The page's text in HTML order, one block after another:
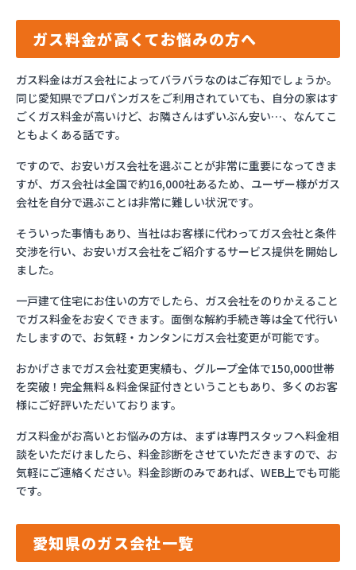
ガス料金が高くてお悩みの方へ
ガス料金はガス会社によってバラバラなのはご存知でしょうか。
同じ愛知県でプロパンガスをご利用されていても、自分の家はす
ごくガス料金が高いけど、お隣さんはずいぶん安い…、なんてこ
ともよくある話です。
ですので、お安いガス会社を選ぶことが非常に重要になってきま
すが、ガス会社は全国で約16,000社あるため、ユーザー様がガス
会社を自分で選ぶことは非常に難しい状況です。
そういった事情もあり、当社はお客様に代わってガス会社と条件
交渉を行い、お安いガス会社をご紹介するサービス提供を開始し
ました。
一戸建て住宅にお住いの方でしたら、ガス会社をのりかえること
でガス料金をお安くできます。面倒な解約手続き等は全て代行い
たしますので、お気軽・カンタンにガス会社変更が可能です。
おかげさまでガス会社変更実績も、グループ全体で150,000世帯
を突破！完全無料＆料金保証付きということもあり、多くのお客
様にご好評いただいております。
ガス料金がお高いとお悩みの方は、まずは専門スタッフへ料金相
談をいただけましたら、料金診断をさせていただきますので、お
気軽にご連絡ください。料金診断のみであれば、WEB上でも可能
です。
愛知県のガス会社一覧